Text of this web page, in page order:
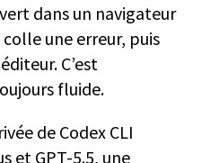
dans un navigateur
une erreur, puis
C’est
fluide.
de Codex CLI
et GPT-5.5, une